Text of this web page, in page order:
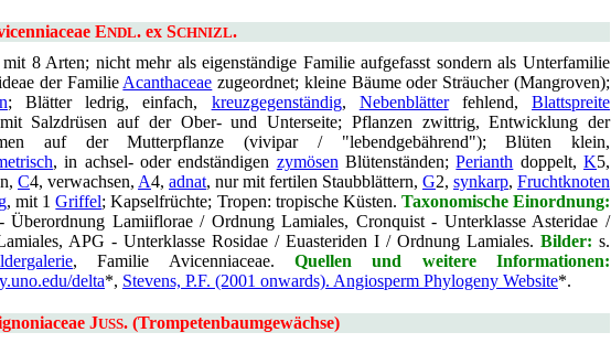
ENDL. ex SCHNIZL.
8 Arten; nicht mehr als eigenständige Familie aufgefasst sondern als Unterfamilie
der Familie Acanthaceae zugeordnet; kleine Bäume oder Sträucher (Mangroven);
; Blätter ledrig, einfach, kreuzgegenständig, Nebenblätterfehlend,Blattspreite
Salzdrüsen auf der Ober- und Unterseite; Pflanzen zwittrig, Entwicklung der
auf der Mutterpflanze (vivipar / "lebendgebährend"); Blüten klein,
, in achsel- oder endständigen zymösen Blütenständen;Perianth doppelt,K5,
C4, verwachsen, A4, adnat, nur mit fertilen Staubblättern, G2, synkarp, Fruchtknoten
, mit 1Griffel; Kapselfrüchte; Tropen: tropische Küsten. Taxonomische Einordnung:
Überordnung Lamiiflorae / Ordnung Lamiales, Cronquist - Unterklasse Asteridae /
APG - Unterklasse Rosidae / Euasteriden I / Ordnung Lamiales. Bilder: s.
, Familie Avicenniaceae. Quellen und weitere Informationen:
delta*, Stevens, P.F. (2001 onwards). Angiosperm Phylogeny Website*.
JUSS. (Trompetenbaumgewächse)